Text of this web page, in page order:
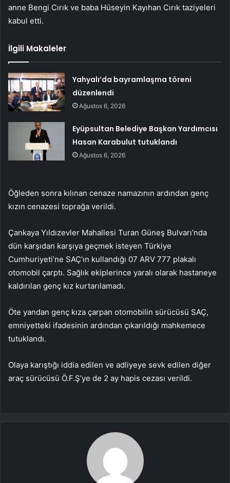
anne Bengi Cırık ve baba Hüseyin Kayıhan Cırık taziyeleri
kabul etti.
İlgili Makaleler
Yahyalı’da bayramlaşma töreni
düzenlendi
Ağustos 6, 2026
Eyüpsultan Belediye Başkan Yardımcısı
Hasan Karabulut tutuklandı
Ağustos 6, 2026
Öğleden sonra kılınan cenaze namazının ardından genç
kızın cenazesi toprağa verildi.
Çankaya Yıldızevler Mahallesi Turan Güneş Bulvarı’nda
dün karşıdan karşıya geçmek isteyen Türkiye
Cumhuriyeti’ne SAÇ’ın kullandığı 07 ARV 777 plakalı
otomobil çarptı. Sağlık ekiplerince yaralı olarak hastaneye
kaldırılan genç kız kurtarılamadı.
Öte yandan genç kıza çarpan otomobilin sürücüsü SAÇ,
emniyetteki ifadesinin ardından çıkarıldığı mahkemece
tutuklandı.
Olaya karıştığı iddia edilen ve adliyeye sevk edilen diğer
araç sürücüsü Ö.F.Ş’ye de 2 ay hapis cezası verildi.